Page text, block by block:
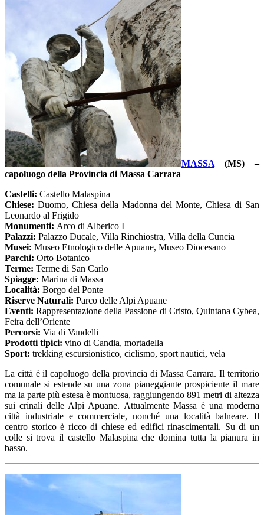
MASSA (MS) –
capoluogo della Provincia di Massa Carrara
Castelli: Castello Malaspina
Chiese: Duomo, Chiesa della Madonna del Monte, Chiesa di San
Leonardo al Frigido
Monumenti: Arco di Alberico I
Palazzi: Palazzo Ducale, Villa Rinchiostra, Villa della Cuncia
Musei: Museo Etnologico delle Apuane, Museo Diocesano
Parchi: Orto Botanico
Terme: Terme di San Carlo
Spiagge: Marina di Massa
Località: Borgo del Ponte
Riserve Naturali: Parco delle Alpi Apuane
Eventi: Rappresentazione della Passione di Cristo, Quintana Cybea,
Feira dell’Oriente
Percorsi: Via di Vandelli
Prodotti tipici: vino di Candia, mortadella
Sport: trekking escursionistico, ciclismo, sport nautici, vela
La città è il capoluogo della provincia di Massa Carrara. Il territorio
comunale si estende su una zona pianeggiante prospiciente il mare
ma la parte più estesa è montuosa, raggiungendo 891 metri di altezza
sui crinali delle Alpi Apuane. Attualmente Massa è una moderna
città industriale e commerciale, nonché una località balneare. Il
centro storico è ricco di chiese ed edifici rinascimentali. Su di un
colle si trova il castello Malaspina che domina tutta la pianura in
basso.